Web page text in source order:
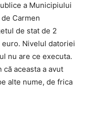
a Municipiului
Carmen
de stat de 2
Nivelul datoriei
nu are ce executa.
aceasta a avut
alte nume, de frica